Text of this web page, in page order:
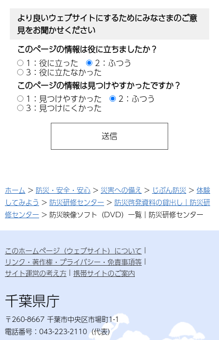
より良いウェブサイトにするためにみなさまのご意
見をお聞かせください
このページの情報は役に立ちましたか？
1：役に立った
2：ふつう
3：役に立たなかった
このページの情報は見つけやすかったですか？
1：見つけやすかった
2：ふつう
3：見つけにくかった
ホーム > 防災・安全・安心 > 災害への備え > じぶん防災 > 体験
してみよう > 防災研修センター > 防災啓発資料の貸出し｜防災研
修センター > 防災映像ソフト（DVD）一覧｜防災研修センター
このホームページ（ウェブサイト）について
リンク・著作権・プライバシー・免責事項等
サイト運営の考え方
携帯サイトのご案内
千葉県庁
〒260-8667 千葉市中央区市場町1-1
電話番号：043-223-2110（代表）